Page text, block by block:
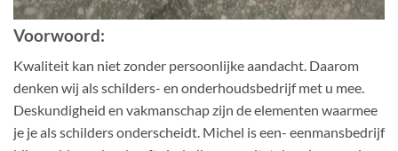
Voorwoord:
Kwaliteit kan niet zonder persoonlijke aandacht. Daarom
denken wij als schilders- en onderhoudsbedrijf met u mee.
Deskundigheid en vakmanschap zijn de elementen waarmee
je je als schilders onderscheidt. Michel is een- eenmansbedrijf